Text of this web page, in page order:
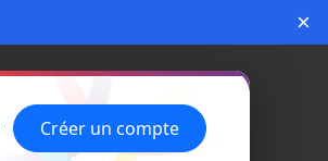
×
Créer un compte